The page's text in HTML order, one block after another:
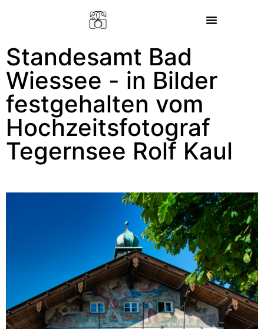
Standesamt Bad
Wiessee - in Bilder
festgehalten vom
Hochzeitsfotograf
Tegernsee Rolf Kaul